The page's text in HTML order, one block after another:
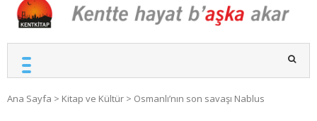
Ana Sayfa > Kitap ve Kültür > Osmanlı’nın son savaşı Nablus